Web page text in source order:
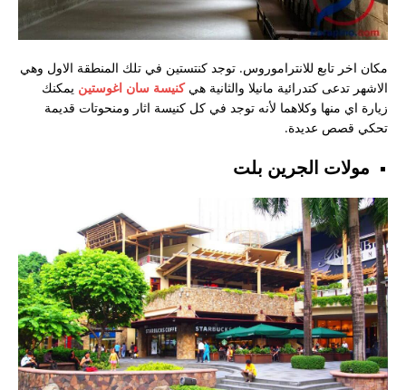
مكان اخر تابع للانتراموروس. توجد كنتستين في تلك المنطقة الاول وهي
الاشهر تدعى كتدرائية مانيلا والثانية هيكنيسة سان اغوستين يمكنك
زيارة اي منها وكلاهما لأنه توجد في كل كنيسة اثار ومنحوتات قديمة
تحكي قصص عديدة.
مولات الجرين بلت